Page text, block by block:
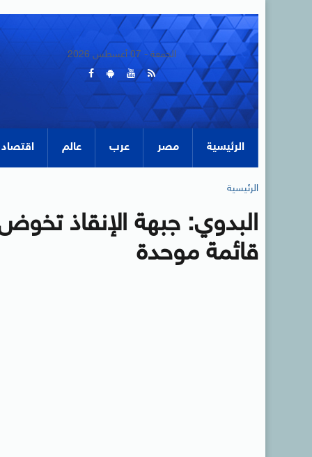
الجمعة - 07 أغسطس 2026
الرئيسية مصر عرب عالم اقتصاد
الرئيسية
البدوي: جبهة الإنقاذ تخوض
قائمة موحدة